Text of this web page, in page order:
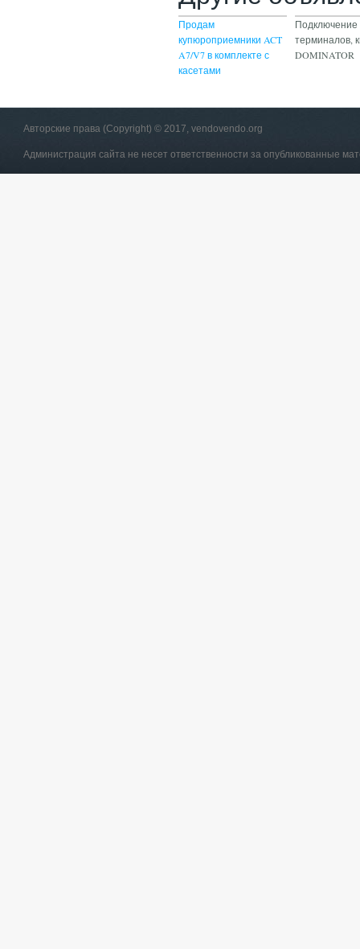
Продам
купюроприемники ACT
A7/V7 в комплекте с
касетами
Подключение
терминалов,
DOMINATOR
Авторские права (Copyright) © 2017, vendovendo.org
Администрация сайта не несет ответственности за опубликованные